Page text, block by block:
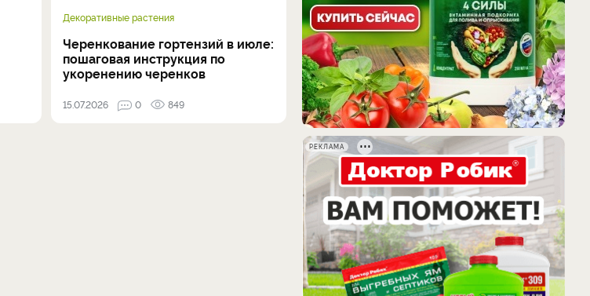
Декоративные растения
Черенкование гортензий в июле:
пошаговая инструкция по
укоренению черенков
15.07.2026 0 849
РЕКЛАМА